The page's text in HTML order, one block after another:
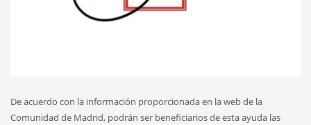
De acuerdo con la información proporcionada en la web de la
Comunidad de Madrid, podrán ser beneficiarios de esta ayuda las